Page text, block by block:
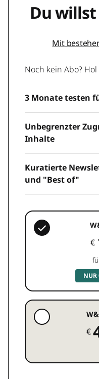
Du
Mit
Noch kein Abo?
3 Monate testen
Unbegrenzter
Inhalte
Kuratierte
und "Best of"
€
NUR
€